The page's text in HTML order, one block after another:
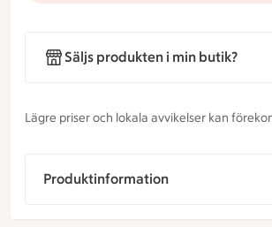
Säljs produkten i min butik?
Lägre priser och lokala avvikelser kan
Produktinformation